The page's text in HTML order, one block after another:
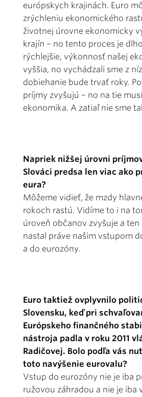
európskych krajinách. Euro
zrýchleniu ekonomického
životnej úrovne ekonomicky
krajín – no tento proces je
rýchlejšie, výkonnosť našej
vyššia, no vychádzali sme z
dobiehanie bude trvať roky.
príjmy zvyšujú – no na tie
ekonomika. A zatiaľ nie sme
Napriek nižšej úrovni
Slováci predsa len viac ako
eura?
Môžeme vidieť, že mzdy
rokoch rastú. Vidíme to i na
úroveň občanov zvyšuje a ten
nastal práve našim vstupom
a do eurozóny.
Euro taktiež ovplyvnilo
Slovensku, keď pri
Európskeho finančného
nástroja padla v roku 2011
Radičovej. Bolo podľa vás
toto navýšenie eurovalu?
Vstup do eurozóny nie je iba
ružovou záhradou a nie je iba